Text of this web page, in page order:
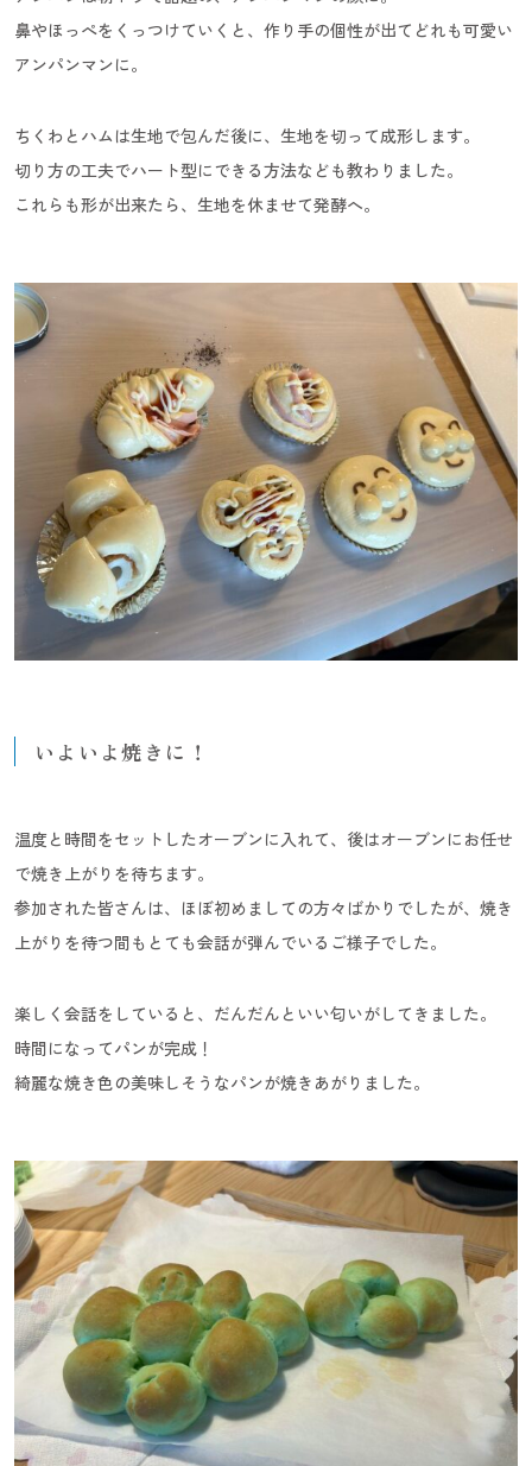
鼻やほっぺをくっつけていくと、作り手の個性が出てどれも可愛い
アンパンマンに。
ちくわとハムは生地で包んだ後に、生地を切って成形します。
切り方の工夫でハート型にできる方法なども教わりました。
これらも形が出来たら、生地を休ませて発酵へ。
いよいよ焼きに！
温度と時間をセットしたオーブンに入れて、後はオーブンにお任せ
で焼き上がりを待ちます。
参加された皆さんは、ほぼ初めましての方々ばかりでしたが、焼き
上がりを待つ間もとても会話が弾んでいるご様子でした。
楽しく会話をしていると、だんだんといい匂いがしてきました。
時間になってパンが完成！
綺麗な焼き色の美味しそうなパンが焼きあがりました。